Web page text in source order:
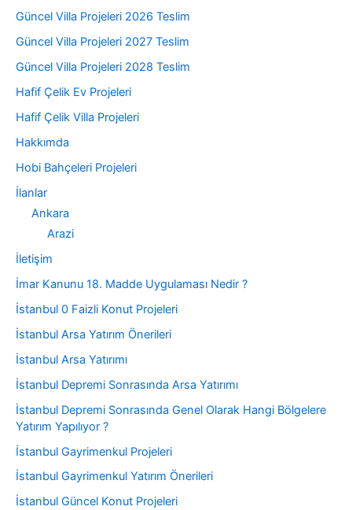
Güncel Villa Projeleri 2026 Teslim
Güncel Villa Projeleri 2027 Teslim
Güncel Villa Projeleri 2028 Teslim
Hafif Çelik Ev Projeleri
Hafif Çelik Villa Projeleri
Hakkımda
Hobi Bahçeleri Projeleri
İlanlar
Ankara
Arazi
İletişim
İmar Kanunu 18. Madde Uygulaması Nedir ?
İstanbul 0 Faizli Konut Projeleri
İstanbul Arsa Yatırım Önerileri
İstanbul Arsa Yatırımı
İstanbul Depremi Sonrasında Arsa Yatırımı
İstanbul Depremi Sonrasında Genel Olarak Hangi Bölgelere
Yatırım Yapılıyor ?
İstanbul Gayrimenkul Projeleri
İstanbul Gayrimenkul Yatırım Önerileri
İstanbul Güncel Konut Projeleri